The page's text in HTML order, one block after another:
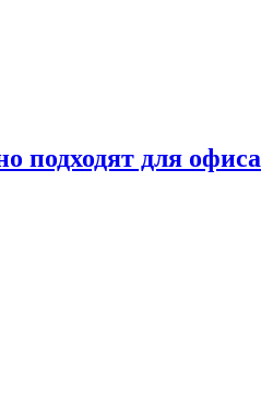
подходят для офиса